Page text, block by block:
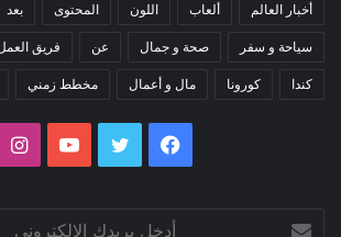
أخبار العالم ألعاب اللون المحتوى بعد
سياحة و سفر صحة و جمال عن فريق
كندا كورونا مال و أعمال مخطط زمني
فيسبوك تويتر يوتيوب